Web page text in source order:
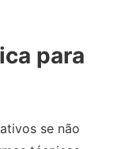
para
se não